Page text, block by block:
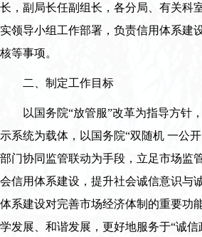
长，副局长任副组长，各分局、有关科
实领导小组工作部署，负责信用体系建
核等事项。
二、制定工作目标
以国务院“放管服”改革为指导方针
示系统为载体，以国务院“双随机 一公
部门协同监管联动为手段，立足市场监
会信用体系建设，提升社会诚信意识与
体系建设对完善市场经济体制的重要功
学发展、和谐发展，更好地服务于“诚信